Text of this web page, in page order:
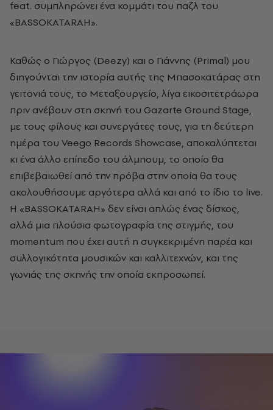
feat. συμπληρώνει ένα κομμάτι του παζλ του
«BASSOKATARAH».
Καθώς ο Γιώργος (Deezy) και ο Γιάννης (Primal) μου
διηγούνται την ιστορία αυτής της Μπασοκατάρας στη
γειτονιά τους, το Μεταξουργείο, λίγα εικοσιτετράωρα
πριν ανέβουν στη σκηνή του Gazarte Ground Stage,
με τους φίλους και συνεργάτες τους, για τη δεύτερη
ημέρα του Veego Records Showcase, αποκαλύπτεται
κι ένα άλλο επίπεδο του άλμπουμ, το οποίο θα
επιβεβαιωθεί από την πρόβα στην οποία θα τους
ακολουθήσουμε αργότερα αλλά και από το ίδιο το live.
H «BASSOKATARAH» δεν είναι απλώς ένας δίσκος,
αλλά μια πλούσια φωτογραφία της στιγμής, του
momentum που έχει αυτή η συγκεκριμένη παρέα και
συλλογικότητα μουσικών και καλλιτεχνών, και της
γωνιάς της σκηνής την οποία εκπροσωπεί.